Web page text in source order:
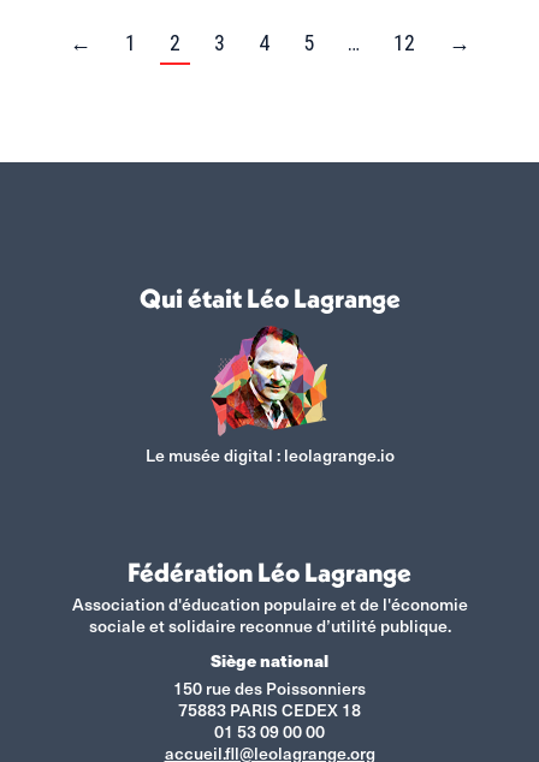
← 1 2 3 4 5 … 12 →
Qui était Léo Lagrange
Le musée digital :leolagrange.io
Fédération Léo Lagrange
Association d'éducation populaire et de l'économie
sociale et solidaire reconnue d’utilité publique.
Siège national
150 rue des Poissonniers
75883 PARIS CEDEX 18
01 53 09 00 00
accueil.fll@leolagrange.org